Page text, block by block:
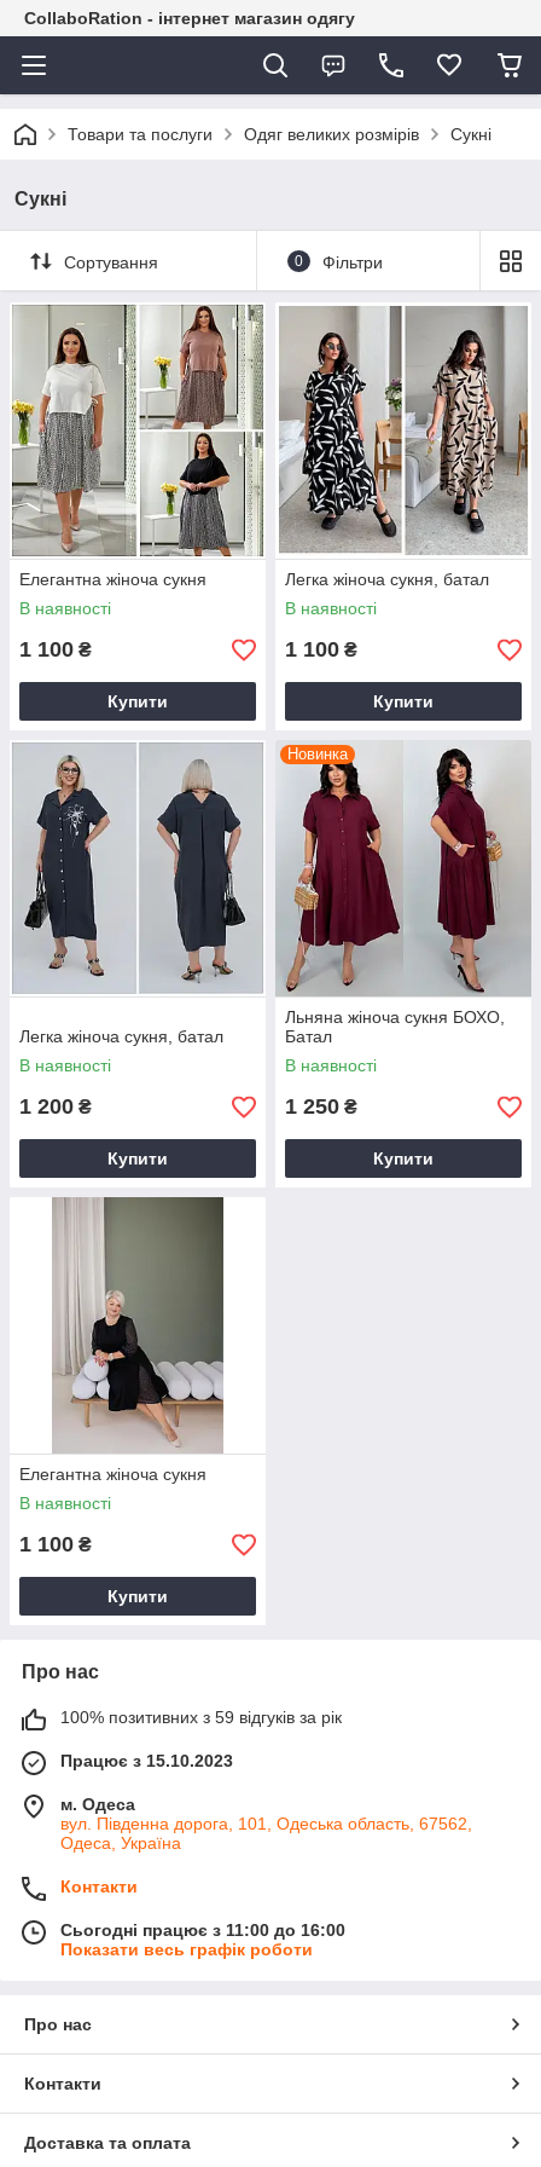
CollaboRation - інтернет магазин одягу
Товари та послуги Одяг великих розмірів Сукні
Сукні
Сортування 0 Фільтри
Елегантна жіноча сукня
В наявності
1 100 ₴
Купити
Легка жіноча сукня, батал
В наявності
1 100 ₴
Купити
Легка жіноча сукня, батал
В наявності
1 200 ₴
Купити
Новинка
Льняна жіноча сукня БОХО,
Батал
В наявності
1 250 ₴
Купити
Елегантна жіноча сукня
В наявності
1 100 ₴
Купити
Про нас
100% позитивних з 59 відгуків за рік
Працює з 15.10.2023
м. Одеса
вул. Південна дорога, 101, Одеська область, 67562,
Одеса, Україна
Контакти
Сьогодні працює з 11:00 до 16:00
Показати весь графік роботи
Про нас
Контакти
Доставка та оплата